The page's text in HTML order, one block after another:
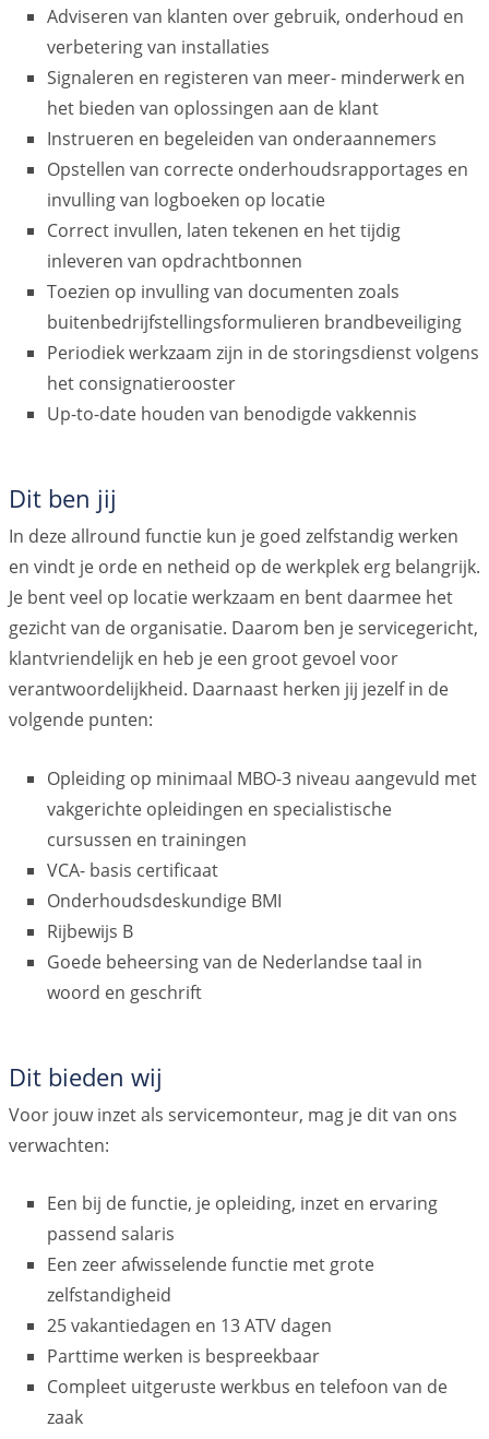
Adviseren van klanten over gebruik, onderhoud en
verbetering van installaties
Signaleren en registeren van meer- minderwerk en
het bieden van oplossingen aan de klant
Instrueren en begeleiden van onderaannemers
Opstellen van correcte onderhoudsrapportages en
invulling van logboeken op locatie
Correct invullen, laten tekenen en het tijdig
inleveren van opdrachtbonnen
Toezien op invulling van documenten zoals
buitenbedrijfstellingsformulieren brandbeveiliging
Periodiek werkzaam zijn in de storingsdienst volgens
het consignatierooster
Up-to-date houden van benodigde vakkennis
Dit ben jij
In deze allround functie kun je goed zelfstandig werken
en vindt je orde en netheid op de werkplek erg belangrijk.
Je bent veel op locatie werkzaam en bent daarmee het
gezicht van de organisatie. Daarom ben je servicegericht,
klantvriendelijk en heb je een groot gevoel voor
verantwoordelijkheid. Daarnaast herken jij jezelf in de
volgende punten:
Opleiding op minimaal MBO-3 niveau aangevuld met
vakgerichte opleidingen en specialistische
cursussen en trainingen
VCA- basis certificaat
Onderhoudsdeskundige BMI
Rijbewijs B
Goede beheersing van de Nederlandse taal in
woord en geschrift
Dit bieden wij
Voor jouw inzet als servicemonteur, mag je dit van ons
verwachten:
Een bij de functie, je opleiding, inzet en ervaring
passend salaris
Een zeer afwisselende functie met grote
zelfstandigheid
25 vakantiedagen en 13 ATV dagen
Parttime werken is bespreekbaar
Compleet uitgeruste werkbus en telefoon van de
zaak